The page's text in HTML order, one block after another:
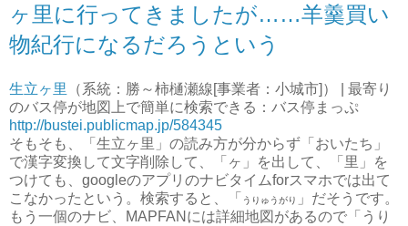
ヶ里に行ってきましたが……羊羹買い
物紀行になるだろうという
生立ヶ里
（系統：勝～柿樋瀬線[事業者：小城市]） | 最寄り
のバス停が地図上で簡単に検索できる：バス停まっぷ
http://bustei.publicmap.jp/584345
そもそも、「生立ヶ里」の読み方が分からず「おいたち」
で漢字変換して文字削除して、「ヶ」を出して、「里」を
つけても、googleのアプリのナビタイムforスマホでは出て
こなかったという。検索すると、「
うりゅうがり
」だそうです。
もう一個のナビ、MAPFANには詳細地図があるので「うり